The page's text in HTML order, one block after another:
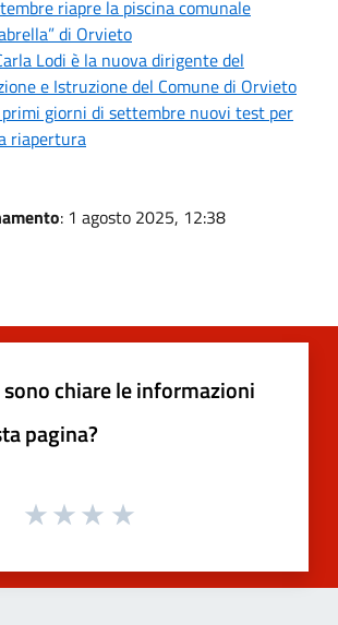
riapre la piscina comunale
di Orvieto
Lodi è la nuova dirigente del
e Istruzione del Comune di Orvieto
giorni di settembre nuovi test per
riapertura
: 1 agosto 2025, 12:38
chiare le informazioni
pagina?